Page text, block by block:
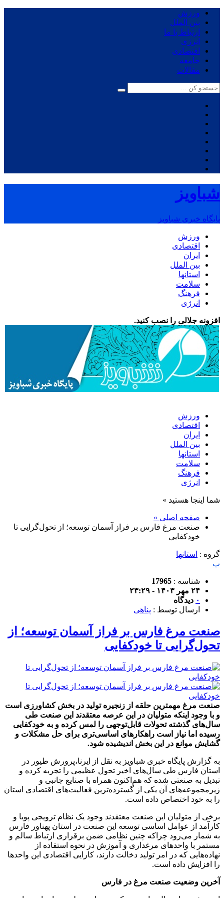
ورزش
بین الملل
ارتباط با ما
انرژی
اقتصادی
جامعه
مقالات
شباویز
پایگاه خبری شباویز
ورزش
اقتصادی
ایران
بین الملل
استانها
سلامت
فرهنگ
انرژی
افزونه جلالی را نصب کنید.
ورزش
اقتصادی
ایران
بین الملل
استانها
سلامت
فرهنگ
انرژی
شما اینجا هستید »
صفحه اصلی »
صنعت مرغ فارس بر فراز آسمان توسعه؛ از تحول‌گرایی تا
خودکفایی
گروه : استانها
پ
شناسه : 17965
۲۴ مهر ۱۴۰۳ - ۲۳:۲۹
۰ دیدگاه
ارسال توسط : پناهی
صنعت مرغ فارس بر فراز آسمان توسعه؛ از
تحول‌گرایی تا خودکفایی
صنعت مرغ مهمترین حلقه از زنجیره تولید در بخش کشاورزی است
و با وجود اینکه متولیان در این عرصه معتقدند این صنعت طی
سال‌های گذشته تحولات قابل‌توجهی را لمس کرده و به خودکفایی
رسیده اما نیاز است راهکارهای اساسی‌تری برای حل مشکلات و
گشایش‌ موانع در این بخش اندیشیده شود.
به گزارش پایگاه خبری شباویز به نقل از ایرنا،پرورش طیور در
استان فارس طی سال‌های اخیر تحول عظیمی را تجربه کرده و
تبدیل به صنعتی شده که هم‌اکنون همراه با صنایع جانبی و
زیرمجموعه‌های آن یکی از گسترده‌ترین فعالیت‌های اقتصادی استان
را به خود اختصاص داده است.
برخی از متولیان این صنعت معتقدند وجود یک نظام ترویجی پویا و
کارآمد از عوامل اساسی توسعه این صنعت در استان پهناور فارس
به شمار می‌رود چراکه چنین نظامی ضمن برقراری ارتباط سالم و
مستمر با واحدهای مرغداری و آموزش در نحوه استفاده از
نهاده‌هایی که در امر تولید دخالت دارند، کارایی اقتصادی این واحدها
را افزایش داده است.
آخرین وضعیت صنعت مرغ در فارس